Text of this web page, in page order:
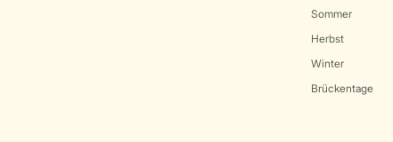
Sommer
Herbst
Winter
Brückentage